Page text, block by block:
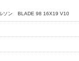
ン BLADE 98 16X19 V10